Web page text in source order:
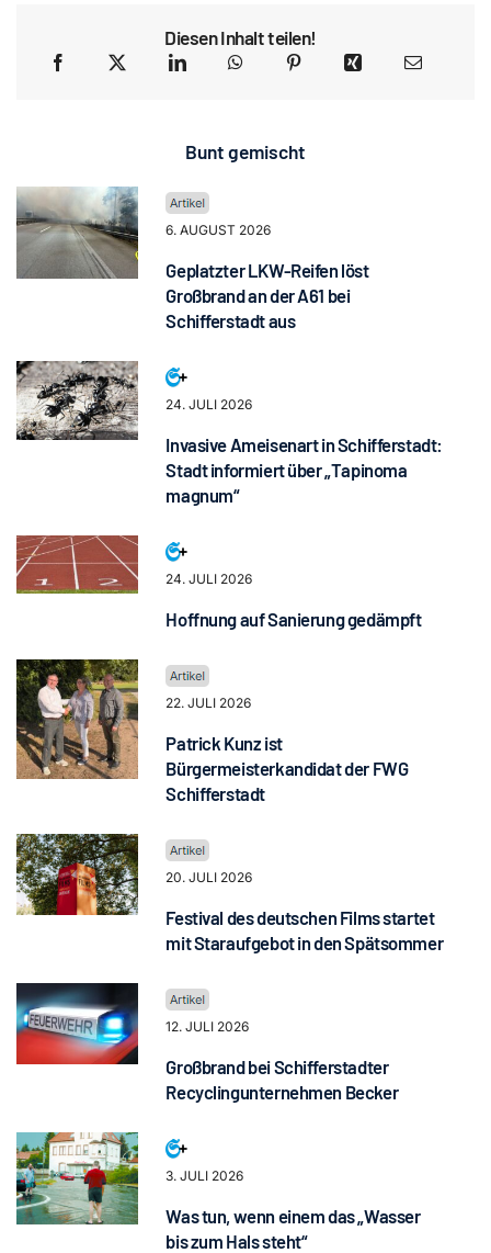
Diesen Inhalt teilen!
Bunt gemischt
6. AUGUST 2026
Geplatzter LKW-Reifen löst
Großbrand an der A61 bei
Schifferstadt aus
24. JULI 2026
Invasive Ameisenart in Schifferstadt:
Stadt informiert über „Tapinoma
magnum“
24. JULI 2026
Hoffnung auf Sanierung gedämpft
22. JULI 2026
Patrick Kunz ist
Bürgermeisterkandidat der FWG
Schifferstadt
20. JULI 2026
Festival des deutschen Films startet
mit Staraufgebot in den Spätsommer
12. JULI 2026
Großbrand bei Schifferstadter
Recyclingunternehmen Becker
3. JULI 2026
Was tun, wenn einem das „Wasser
bis zum Hals steht“